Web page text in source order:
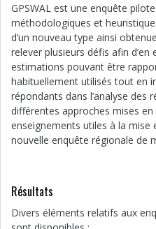
GPSWAL est une enquête
méthodologiques et
d’un nouveau type ainsi
relever plusieurs défis afin
estimations pouvant être
habituellement utilisés tout en
répondants dans l’analyse des
différentes approches mises
enseignements utiles à la mise
nouvelle enquête régionale de
Résultats
Divers éléments relatifs aux